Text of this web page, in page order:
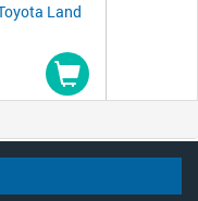
Land
Купить